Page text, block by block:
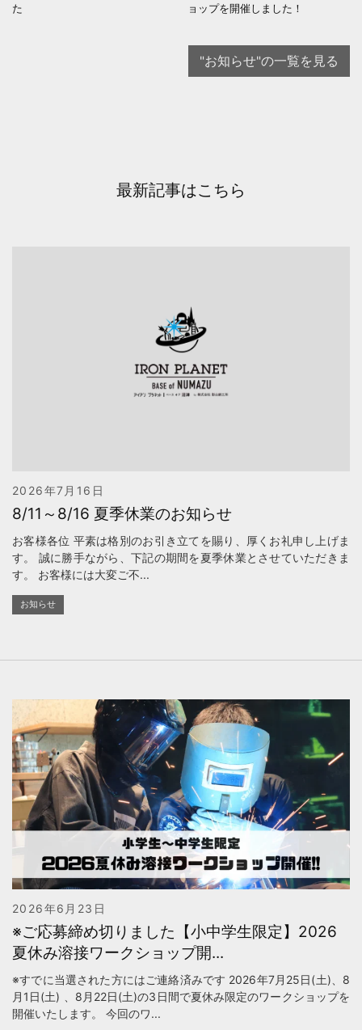
た
ョップを開催しました！
"お知らせ"の一覧を見る
最新記事はこちら
2026年7月16日
8/11～8/16 夏季休業のお知らせ
お客様各位 平素は格別のお引き立てを賜り、厚くお礼申し上げま
す。 誠に勝手ながら、下記の期間を夏季休業とさせていただきま
す。 お客様には大変ご不...
お知らせ
2026年6月23日
※ご応募締め切りました【小中学生限定】2026
夏休み溶接ワークショップ開...
※すでに当選された方にはご連絡済みです 2026年7月25日(土)、8
月1日(土) 、8月22日(土)の3日間で夏休み限定のワークショップを
開催いたします。 今回のワ...